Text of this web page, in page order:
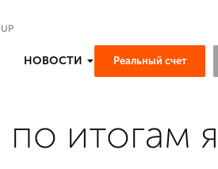
НОВОСТИ Реальный счет
итогам